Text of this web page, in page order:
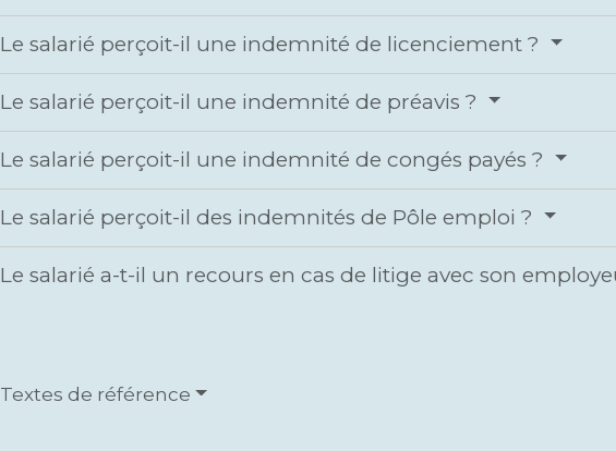
Le salarié perçoit-il une indemnité de licenciement ?
Le salarié perçoit-il une indemnité de préavis ?
Le salarié perçoit-il une indemnité de congés payés ?
Le salarié perçoit-il des indemnités de Pôle emploi ?
Le salarié a-t-il un recours en cas de litige avec son
Textes de référence